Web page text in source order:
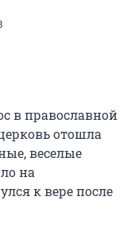
в православной
отошла
веселые
на
к вере после